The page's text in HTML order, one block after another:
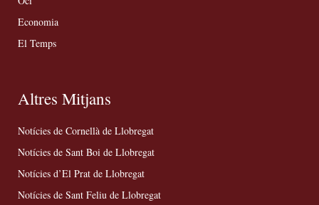
Economia
El Temps
Altres Mitjans
Notícies de Cornellà de Llobregat
Notícies de Sant Boi de Llobregat
Notícies d’El Prat de Llobregat
Notícies de Sant Feliu de Llobregat